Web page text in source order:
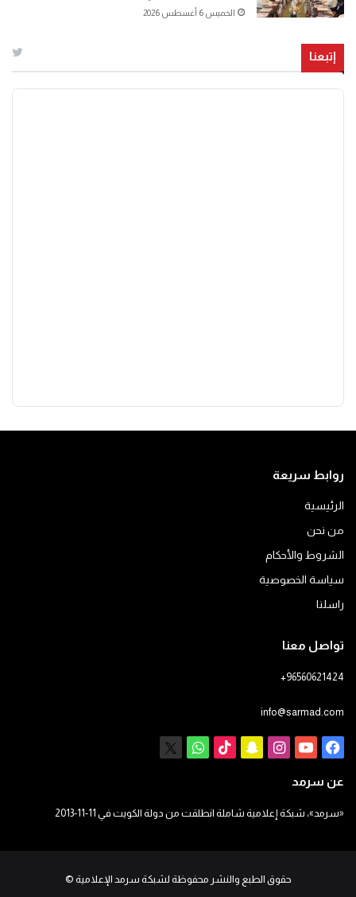
الخميس 6 أغسطس 2026
إتبعنا
روابط سريعة
الرئيسية
من نحن
الشروط والأحكام
سياسة الخصوصية
راسلنا
تواصل معنا
+96560621424
info@sarmad.com
فيسبوكيوتيوبانستقرام
سناب ‫TikTokواتساب
عن سرمد
«سرمد»، شبكة إعلامية شاملة انطلقت من دولة الكويت في 11-11-2013
حقوق الطبع والنشر محفوظة لشبكة سرمد الإعلامية ©